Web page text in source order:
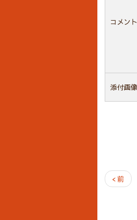
コメント
添付画像
< 前